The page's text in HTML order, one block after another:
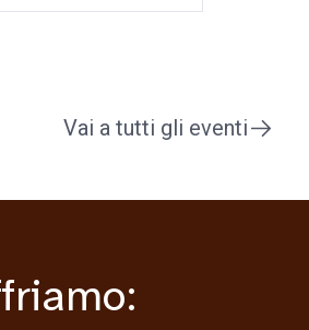
(Erasmus+
Vai a tutti gli eventi